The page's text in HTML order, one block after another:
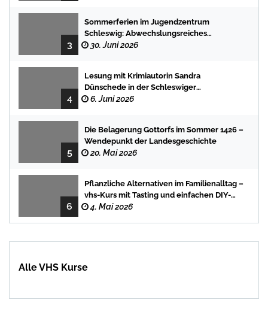
3
Sommerferien im Jugendzentrum
Schleswig: Abwechslungsreiches
Programm für Kinder und Jugendliche
30. Juni 2026
4
Lesung mit Krimiautorin Sandra
Dünschede in der Schleswiger
Stadtbücherei
6. Juni 2026
5
Die Belagerung Gottorfs im Sommer 1426 –
Wendepunkt der Landesgeschichte
20. Mai 2026
6
Pflanzliche Alternativen im Familienalltag –
vhs-Kurs mit Tasting und einfachen DIY-
Rezepten
4. Mai 2026
Alle VHS Kurse